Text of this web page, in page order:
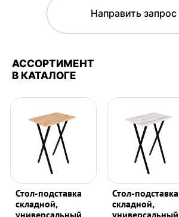
Направить запрос
АССОРТИМЕНТ
В КАТАЛОГЕ
Стол-подставка
складной,
Стол-подставка
складной,